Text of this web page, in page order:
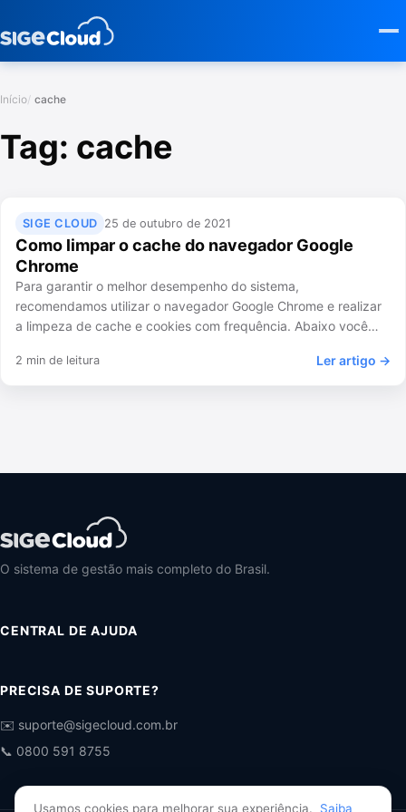
Início cache
Tag: cache
SIGE CLOUD 25 de outubro de 2021
Como limpar o cache do navegador Google
Chrome
Para garantir o melhor desempenho do sistema,
recomendamos utilizar o navegador Google Chrome e realizar
a limpeza de cache e cookies com frequência. Abaixo você…
2 min de leitura Ler artigo →
O sistema de gestão mais completo do Brasil.
CENTRAL DE AJUDA
PRECISA DE SUPORTE?
✉️ suporte@sigecloud.com.br
📞 0800 591 8755
Usamos cookies para melhorar sua experiência. Saiba